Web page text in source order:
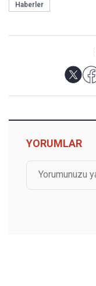
Haberler
YORUMLAR